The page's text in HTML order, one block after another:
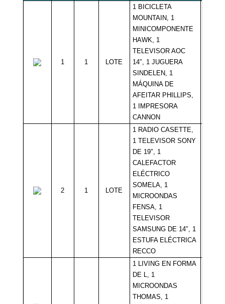
1 1 LOTE
1 BICICLETA
MOUNTAIN, 1
MINICOMPONENTE
HAWK, 1
TELEVISOR AOC
14″, 1 JUGUERA
SINDELEN, 1
MÁQUINA DE
AFEITAR PHILLIPS,
1 IMPRESORA
CANNON
2 1 LOTE
1 RADIO CASETTE,
1 TELEVISOR SONY
DE 19″, 1
CALEFACTOR
ELÉCTRICO
SOMELA, 1
MICROONDAS
FENSA, 1
TELEVISOR
SAMSUNG DE 14″, 1
ESTUFA ELÉCTRICA
RECCO
1 LIVING EN FORMA
DE L, 1
MICROONDAS
THOMAS, 1